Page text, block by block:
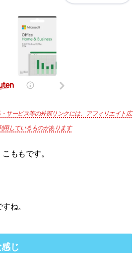
サービス等の外部リンクには、アフィリエイト広
用しているものがあります
ももです。
ね。
じ